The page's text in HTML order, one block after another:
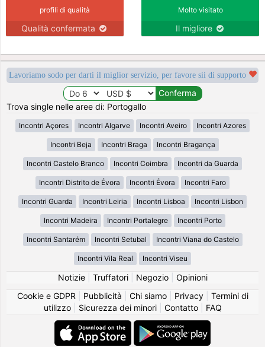
profili di qualità
Qualità confermata
Molto visitato
Il migliore
Lavoriamo sodo per darti il miglior servizio, per favore sii di supporto
Trova single nelle aree di: Portogallo
Incontri Açores Incontri Algarve Incontri Aveiro Incontri Azores
Incontri Beja Incontri Braga Incontri Bragança
Incontri Castelo Branco Incontri Coimbra Incontri da Guarda
Incontri Distrito de Évora Incontri Évora Incontri Faro
Incontri Guarda Incontri Leiria Incontri Lisboa Incontri Lisbon
Incontri Madeira Incontri Portalegre Incontri Porto
Incontri Santarém Incontri Setubal Incontri Viana do Castelo
Incontri Vila Real Incontri Viseu
Notizie| Truffatori| Negozio| Opinioni
Cookie e GDPR
Pubblicità Chi siamo| Privacy| Termini di
utilizzo| Sicurezza dei minori| Contatto| FAQ